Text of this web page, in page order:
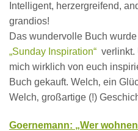
Intelligent, herzergreifend,
grandios!
Das wundervolle Buch
„Sunday Inspiration“ verlinkt.
mich wirklich von euch
Buch gekauft. Welch‚ ein
Welch‚ großartige (!)
Goernemann: „Wer